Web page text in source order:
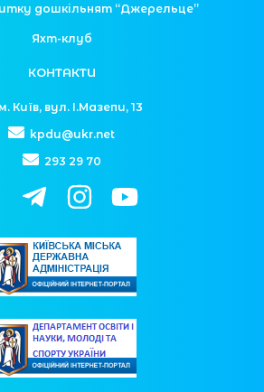
дошкільнят “Джерельце”
Яхт-клуб
КОНТАКТИ
м. Київ, вул. І.Мазепи, 13
kpdu@ukr.net
293 29 70